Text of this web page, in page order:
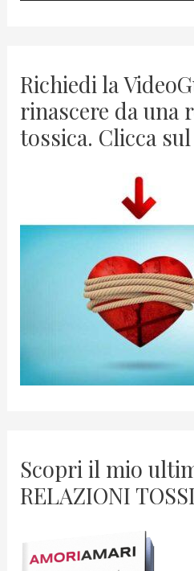
Richiedi la
rinascere da una
tossica. Clicca
Scopri il mio
RELAZIONI